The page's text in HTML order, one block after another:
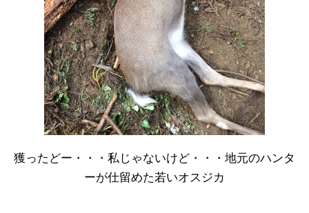
獲ったどー・・・私じゃないけど・・・地元のハンタ
ーが仕留めた若いオスジカ